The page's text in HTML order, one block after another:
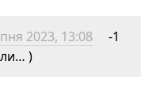
2023, 13:08
-1
)